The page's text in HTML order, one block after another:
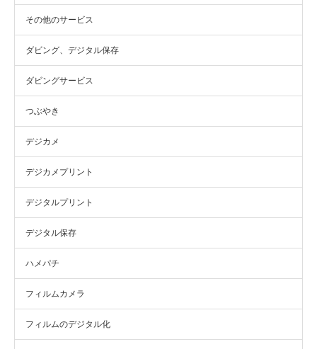
その他のサービス
ダビング、デジタル保存
ダビングサービス
つぶやき
デジカメ
デジカメプリント
デジタルプリント
デジタル保存
ハメパチ
フィルムカメラ
フィルムのデジタル化